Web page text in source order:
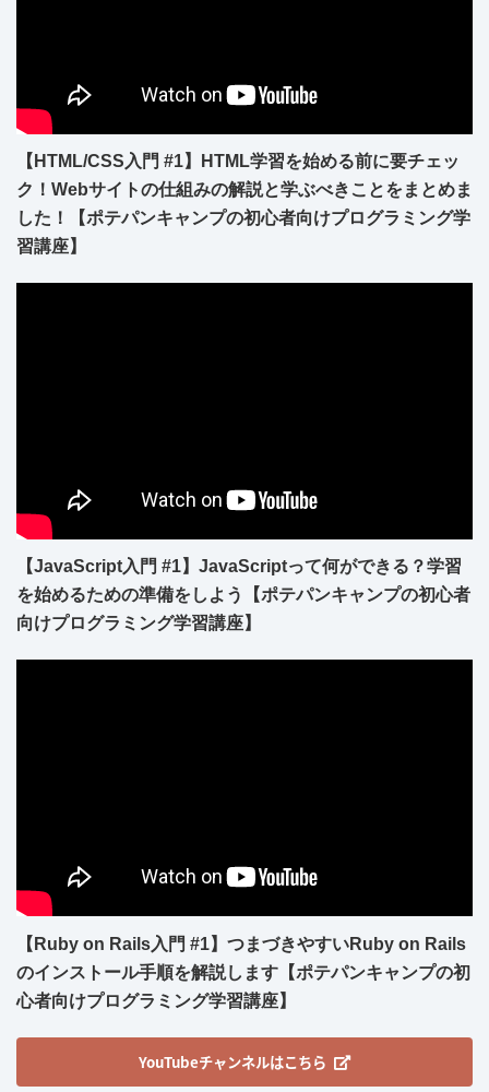
【HTML/CSS入門 #1】HTML学習を始める前に要チェッ
ク！Webサイトの仕組みの解説と学ぶべきことをまとめま
した！【ポテパンキャンプの初心者向けプログラミング学
習講座】
【JavaScript入門 #1】JavaScriptって何ができる？学習
を始めるための準備をしよう【ポテパンキャンプの初心者
向けプログラミング学習講座】
【Ruby on Rails入門 #1】つまづきやすいRuby on Rails
のインストール手順を解説します【ポテパンキャンプの初
心者向けプログラミング学習講座】
YouTubeチャンネルはこちら